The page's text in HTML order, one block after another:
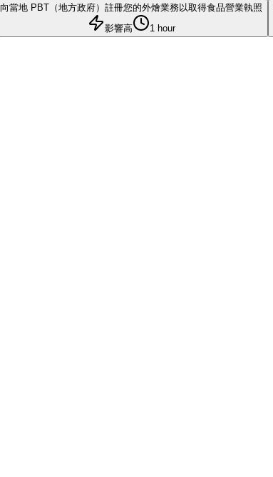
向當地 PBT（地方政府）註冊您的外燴業務以取得食品營業執照
影響高
1 hour